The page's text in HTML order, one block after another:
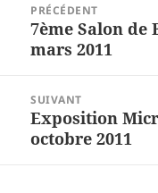
l’article
PRÉCÉDENT
Article
précédent :
7ème Salon de
mars 2011
SUIVANT
Article
suivant :
Exposition
octobre 2011